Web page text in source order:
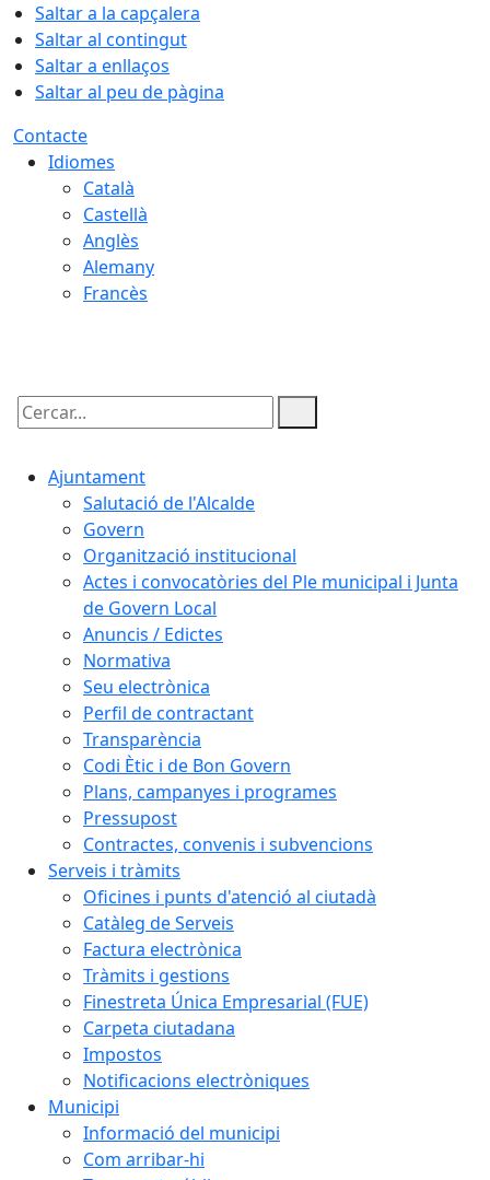
Saltar a la capçalera
Saltar al contingut
Saltar a enllaços
Saltar al peu de pàgina
Contacte
Idiomes
Català
Castellà
Anglès
Alemany
Francès
Cercar:
Ajuntament
Salutació de l'Alcalde
Govern
Organització institucional
Actes i convocatòries del Ple municipal i Junta
de Govern Local
Anuncis / Edictes
Normativa
Seu electrònica
Perfil de contractant
Transparència
Codi Ètic i de Bon Govern
Plans, campanyes i programes
Pressupost
Contractes, convenis i subvencions
Serveis i tràmits
Oficines i punts d'atenció al ciutadà
Catàleg de Serveis
Factura electrònica
Tràmits i gestions
Finestreta Única Empresarial (FUE)
Carpeta ciutadana
Impostos
Notificacions electròniques
Municipi
Informació del municipi
Com arribar-hi